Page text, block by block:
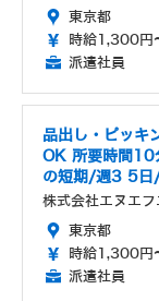
東京都
時給1,300円
派遣社員
品出し・ピッ
OK 所要時間10
の短期/週3 5日
株式会社エヌエフ
東京都
時給1,300円
派遣社員